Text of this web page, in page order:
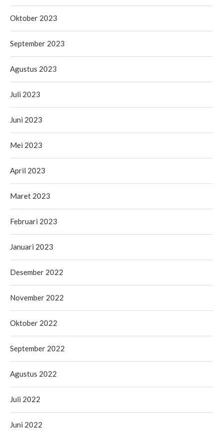
Oktober 2023
September 2023
Agustus 2023
Juli 2023
Juni 2023
Mei 2023
April 2023
Maret 2023
Februari 2023
Januari 2023
Desember 2022
November 2022
Oktober 2022
September 2022
Agustus 2022
Juli 2022
Juni 2022